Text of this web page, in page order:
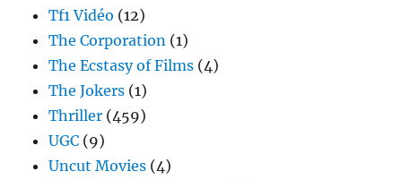
Tf1 Vidéo (12)
The Corporation (1)
The Ecstasy of Films (4)
The Jokers (1)
Thriller (459)
UGC (9)
Uncut Movies (4)